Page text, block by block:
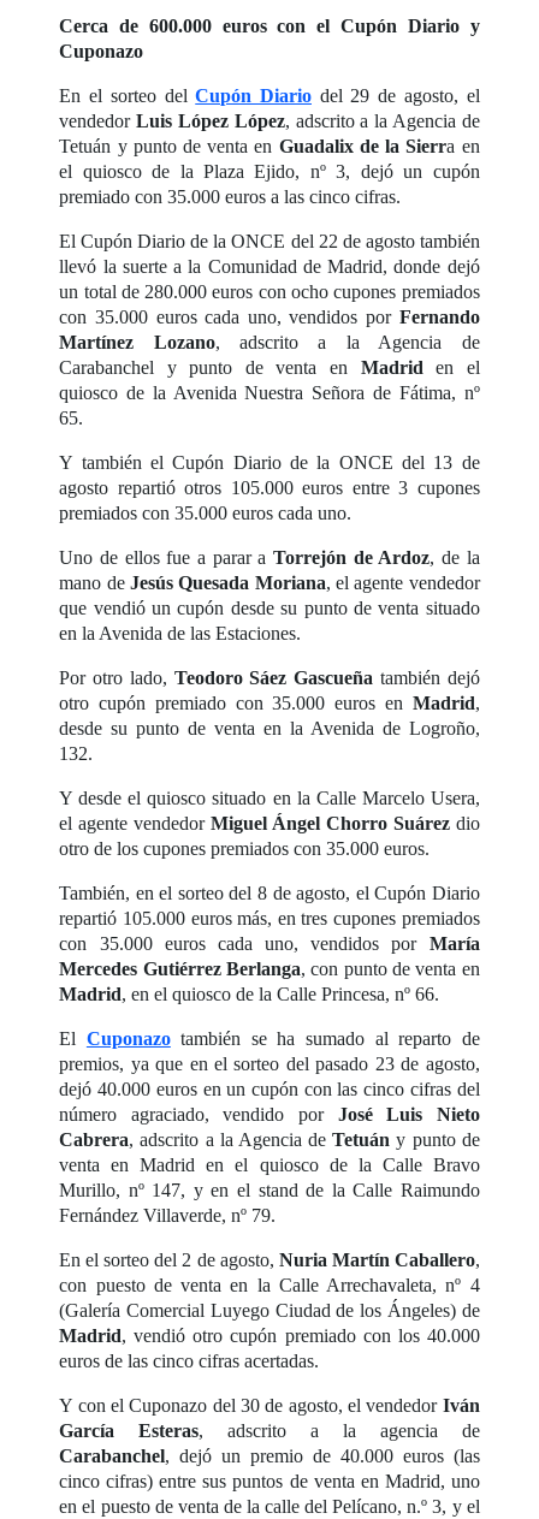
Cerca de 600.000 euros con el Cupón Diario y
Cuponazo
En el sorteo delCupón Diario del 29 de agosto, el
vendedorLuis López López, adscrito a la Agencia de
Tetuán y punto de venta en Guadalix de la Sierra en
el quiosco de la Plaza Ejido, nº 3, dejó un cupón
premiado con 35.000 euros a las cinco cifras.
El Cupón Diario de la ONCE del 22 de agosto también
llevó la suerte a la Comunidad de Madrid, donde dejó
un total de 280.000 euros con ocho cupones premiados
con 35.000 euros cada uno, vendidos por Fernando
Martínez Lozano, adscrito a la Agencia de
Carabanchel y punto de venta en Madriden el
quiosco de la Avenida Nuestra Señora de Fátima, nº
65.
Y también el Cupón Diario de la ONCE del 13 de
agosto repartió otros 105.000 euros entre 3 cupones
premiados con 35.000 euros cada uno.
Uno de ellos fue a parar a Torrejón de Ardoz, de la
mano de Jesús Quesada Moriana, el agente vendedor
que vendió un cupón desde su punto de venta situado
en la Avenida de las Estaciones.
Por otro lado, Teodoro Sáez Gascueña también dejó
otro cupón premiado con 35.000 euros en Madrid,
desde su punto de venta en la Avenida de Logroño,
132.
Y desde el quiosco situado en la Calle Marcelo Usera,
el agente vendedor Miguel Ángel Chorro Suárez dio
otro de los cupones premiados con 35.000 euros.
También, en el sorteo del 8 de agosto, el Cupón Diario
repartió 105.000 euros más, en tres cupones premiados
con 35.000 euros cada uno, vendidos por María
Mercedes Gutiérrez Berlanga, con punto de venta en
Madrid, en el quiosco de la Calle Princesa, nº 66.
El Cuponazotambién se ha sumado al reparto de
premios, ya que en el sorteo del pasado 23 de agosto,
dejó 40.000 euros en un cupón con las cinco cifras del
número agraciado, vendido por José Luis Nieto
Cabrera, adscrito a la Agencia deTetuány punto de
venta en Madrid en el quiosco de la Calle Bravo
Murillo, nº 147, y en el stand de la Calle Raimundo
Fernández Villaverde, nº 79.
En el sorteo del 2 de agosto, Nuria Martín Caballero,
con puesto de venta en la Calle Arrechavaleta, nº 4
(Galería Comercial Luyego Ciudad de los Ángeles) de
Madrid, vendió otro cupón premiado con los 40.000
euros de las cinco cifras acertadas.
Y con el Cuponazo del 30 de agosto, el vendedor Iván
García Esteras, adscrito a la agencia de
Carabanchel, dejó un premio de 40.000 euros (las
cinco cifras) entre sus puntos de venta en Madrid, uno
en el puesto de venta de la calle del Pelícano, n.º 3, y el